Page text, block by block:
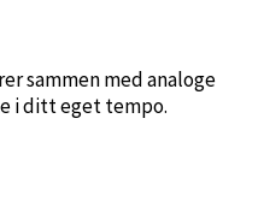
sammen med analoge
i ditt eget tempo.